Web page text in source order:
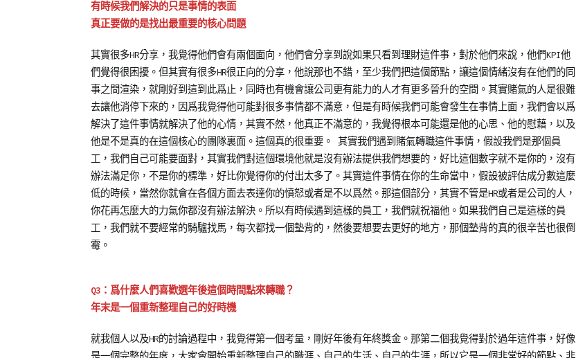
有時候我們解決的只是事情的表面
真正要做的是找出最重要的核心問題
其實很多HR分享，我覺得他們會有兩個面向，他們會分享到說如果只看到理財這件事，對於他們來說，他們KPI他
們覺得很困擾。但其實有很多HR很正向的分享，他說那也不錯，至少我們把這個節點，讓這個情緒沒有在他們的同
事之間渲染，就剛好到這到此爲止，同時也有機會讓公司更有能力的人才有更多晉升的空間。其實賭氣的人是很難
去讓他消停下來的，因爲我覺得他可能對很多事情都不滿意，但是有時候我們可能會發生在事情上面，我們會以爲
解決了這件事情就解決了他的心情，其實不然，他真正不滿意的，我覺得根本可能還是他的心思、他的慰藉，以及
他是不是真的在這個核心的團隊裏面。這個真的很重要。 其實我們遇到賭氣轉職這件事情，假設我們是那個員
工，我們自己可能要面對，其實我們對這個環境他就是沒有辦法提供我們想要的，好比這個數字就不是你的，沒有
辦法滿足你，不是你的標準，好比你覺得你的付出太多了。其實這件事情在你的生命當中，假設被評估成分數這麼
低的時候，當然你就會在各個方面去表達你的憤怒或者是不以爲然。那這個部分，其實不管是HR或者是公司的人，
你花再怎麼大的力氣你都沒有辦法解決。所以有時候遇到這樣的員工，我們就祝福他。如果我們自己是這樣的員
工，我們就不要經常的騎驢找馬，每次都找一個墊背的，然後要想要去更好的地方，那個墊背的真的很辛苦也很倒
霉。
Q3：爲什麼人們喜歡選年後這個時間點來轉職？
年末是一個重新整理自己的好時機
就我個人以及HR的討論過程中，我覺得第一個考量，剛好年後有年終獎金。那第二個我覺得對於過年這件事，好像